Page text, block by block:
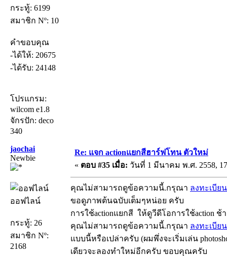
กระทู้: 6199
สมาชิก Nº: 10
คำขอบคุณ
-ได้ให้: 20675
-ได้รับ: 24148
โปรแกรม:
wilcom e1.8
จักรปัก: deco
340
jaochai
Newbie
ออฟไลน์
กระทู้: 26
สมาชิก Nº:
2168
Re: แจก actionแยกสีฮาร์ฟโทน ตัวใหม่
« ตอบ #35 เมื่อ: วันที่ 1 มีนาคม พ.ศ. 2558,
คุณไม่สามารถดูข้อความนี้.กรุณา ลงทะเบียน
ขอดูภาพต้นฉบับเต็มๆหน่อย ครับ
การใช้actionแยกสี ให้ดูวีดีโอการใช้action
คุณไม่สามารถดูข้อความนี้.กรุณา ลงทะเบียน
แบบนี้หรือเปล่าครับ (ผมพึ่งจะเริ่มเล่น
เดียวจะลองทำใหม่อีกครับ ขอบคุณครับ